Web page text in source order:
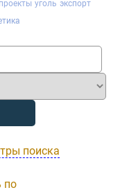
проекты уголь экспорт
поиска
по